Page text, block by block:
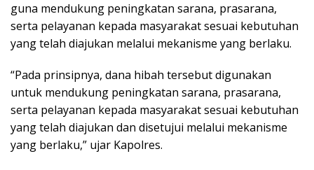
guna mendukung peningkatan sarana, prasarana,
serta pelayanan kepada masyarakat sesuai kebutuhan
yang telah diajukan melalui mekanisme yang berlaku.
“Pada prinsipnya, dana hibah tersebut digunakan
untuk mendukung peningkatan sarana, prasarana,
serta pelayanan kepada masyarakat sesuai kebutuhan
yang telah diajukan dan disetujui melalui mekanisme
yang berlaku,” ujar Kapolres.